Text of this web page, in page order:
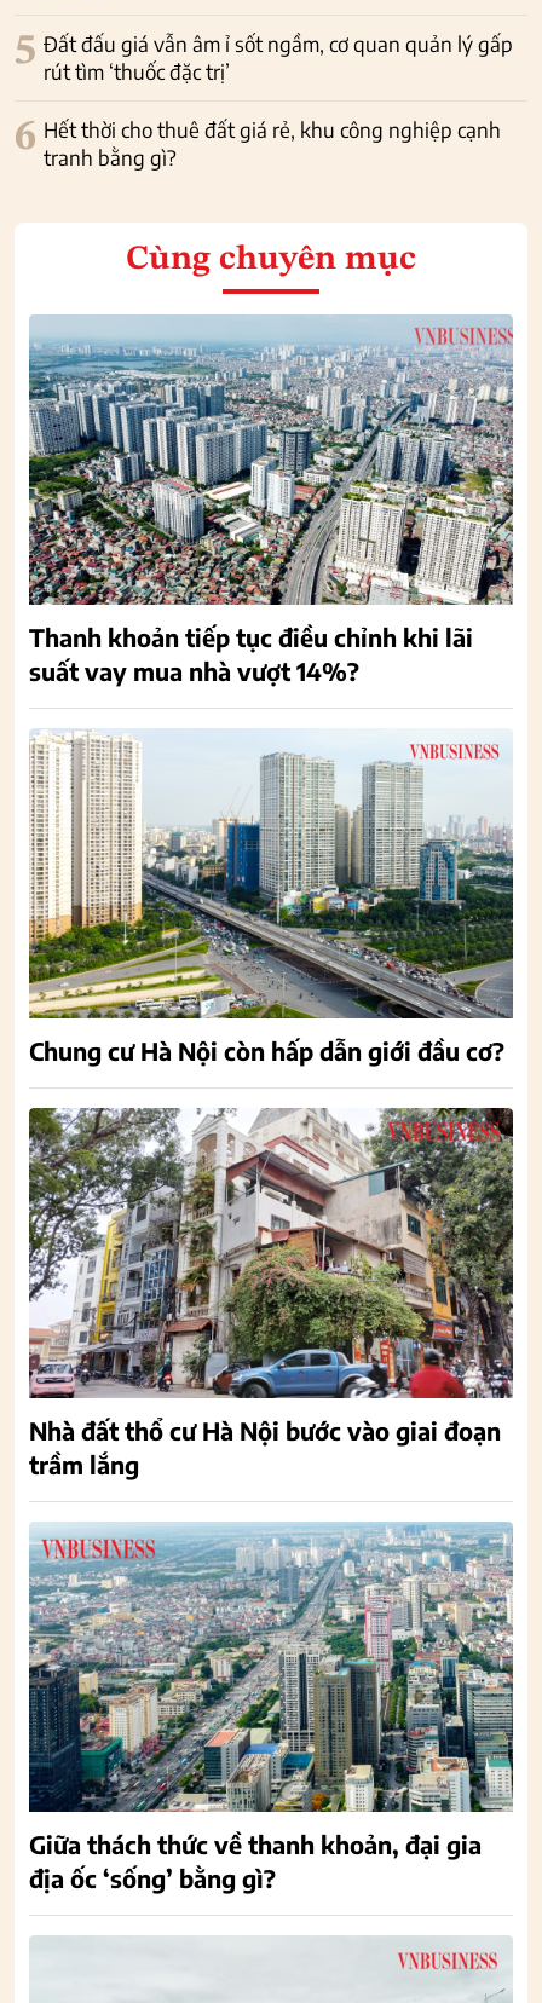
5 Đất đấu giá vẫn âm ỉ sốt ngầm, cơ quan quản lý gấp
rút tìm ‘thuốc đặc trị’
6 Hết thời cho thuê đất giá rẻ, khu công nghiệp cạnh
tranh bằng gì?
Cùng chuyên mục
Thanh khoản tiếp tục điều chỉnh khi lãi
suất vay mua nhà vượt 14%?
Chung cư Hà Nội còn hấp dẫn giới đầu cơ?
Nhà đất thổ cư Hà Nội bước vào giai đoạn
trầm lắng
Giữa thách thức về thanh khoản, đại gia
địa ốc ‘sống’ bằng gì?